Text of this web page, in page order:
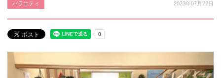
バラエティ 2023年07月22日